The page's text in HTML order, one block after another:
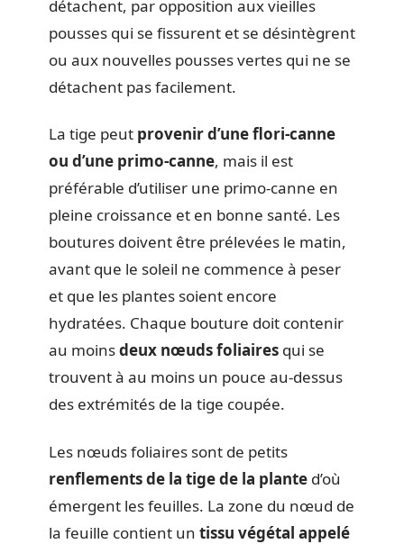
détachent, par opposition aux vieilles
pousses qui se fissurent et se désintègrent
ou aux nouvelles pousses vertes qui ne se
détachent pas facilement.
La tige peut provenir d’une flori-canne
ou d’une primo-canne, mais il est
préférable d’utiliser une primo-canne en
pleine croissance et en bonne santé. Les
boutures doivent être prélevées le matin,
avant que le soleil ne commence à peser
et que les plantes soient encore
hydratées. Chaque bouture doit contenir
au moinsdeux nœuds foliaires qui se
trouvent à au moins un pouce au-dessus
des extrémités de la tige coupée.
Les nœuds foliaires sont de petits
renflements de la tige de la plante d’où
émergent les feuilles. La zone du nœud de
la feuille contient un tissu végétal appelé